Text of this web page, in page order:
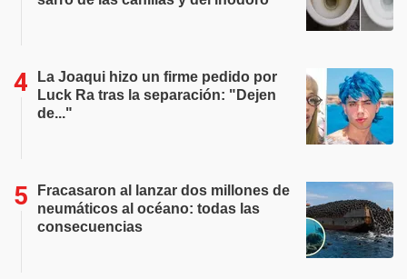
La Joaqui hizo un firme pedido por
Luck Ra tras la separación: "Dejen
de..."
Fracasaron al lanzar dos millones de
neumáticos al océano: todas las
consecuencias